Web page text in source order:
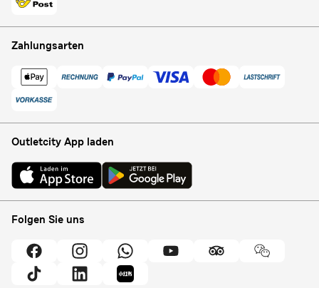
Zahlungsarten
Outletcity App laden
Folgen Sie uns